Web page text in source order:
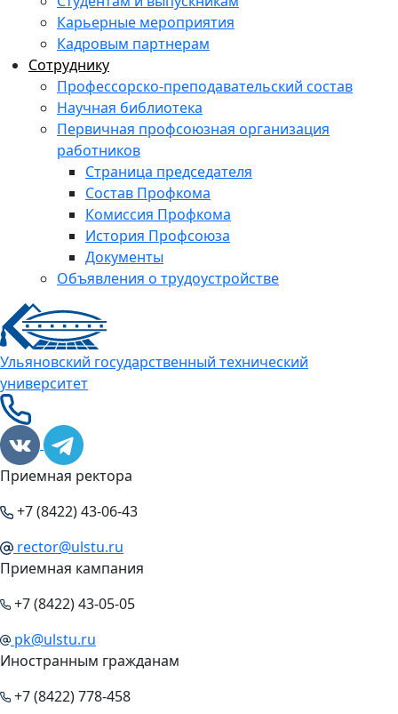
Карьерные мероприятия
Кадровым партнерам
Сотруднику
Профессорско-преподавательский состав
Научная библиотека
Первичная профсоюзная организация
работников
Страница председателя
Состав Профкома
Комиссия Профкома
История Профсоюза
Документы
Объявления о трудоустройстве
Ульяновский государственный технический
университет
Приемная ректора
+7 (8422) 43-06-43
rector@ulstu.ru
Приемная кампания
+7 (8422) 43-05-05
pk@ulstu.ru
Иностранным гражданам
+7 (8422) 778-458